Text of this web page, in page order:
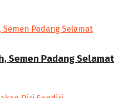
Semen Padang Selamat